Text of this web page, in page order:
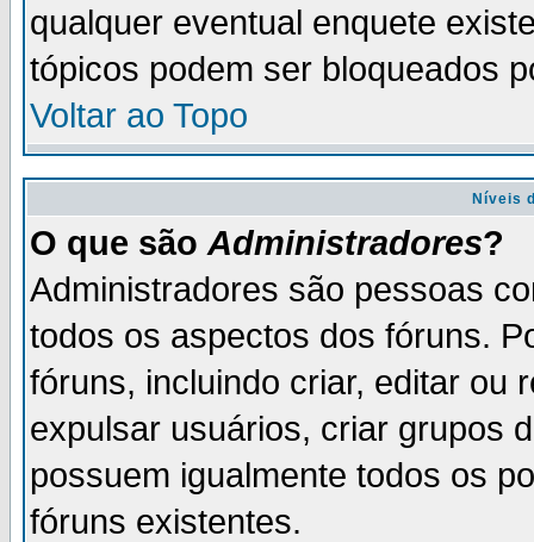
qualquer eventual enquete
tópicos podem ser bloqueados
Voltar ao Topo
Níveis
O que são Administradores?
Administradores são pessoas
todos os aspectos dos fóruns.
fóruns, incluindo criar, editar ou
expulsar usuários, criar grupos
possuem igualmente todos os
fóruns existentes.